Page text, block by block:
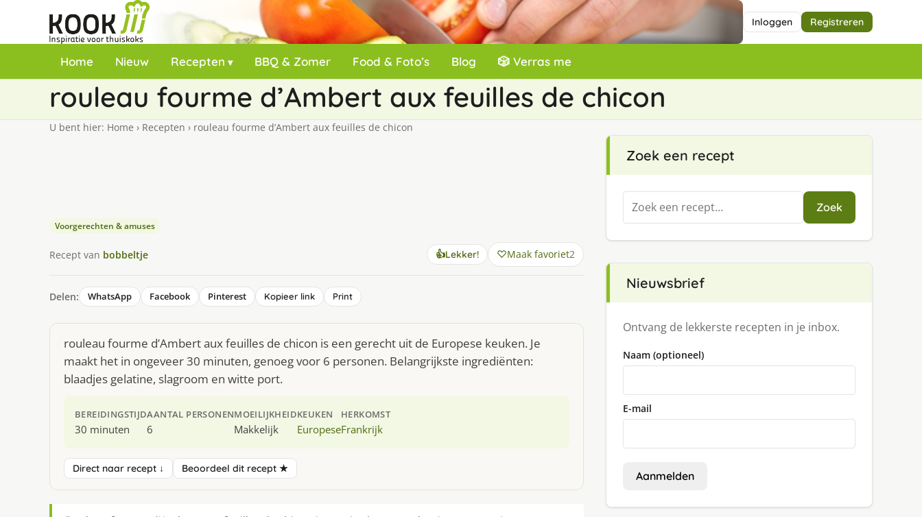
Inloggen Registreren
Home Nieuw Recepten BBQ & Zomer Food & Foto’s Blog 🎲 Verras me
rouleau fourme d’Ambert aux feuilles de chicon
U bent hier: Home › Recepten › rouleau fourme d’Ambert aux feuilles de chicon
Voorgerechten & amuses
Recept van bobbeltje 👍Lekker! Maak favoriet2
Delen: WhatsApp Facebook Pinterest Kopieer link Print
rouleau fourme d’Ambert aux feuilles de chicon is een gerecht uit de Europese keuken. Je
maakt het in ongeveer 30 minuten, genoeg voor 6 personen. Belangrijkste ingrediënten:
blaadjes gelatine, slagroom en witte port.
BEREIDINGSTIJD
30 minuten
AANTAL PERSONEN
6
MOEILIJKHEID
Makkelijk
KEUKEN
Europese
HERKOMST
Frankrijk
Direct naar recept ↓ Beoordeel dit recept ★
Zoek een recept
Zoeken
naar:
Zoek
Nieuwsbrief
Ontvang de lekkerste recepten in je inbox.
Naam (optioneel)
E-mail
Aanmelden